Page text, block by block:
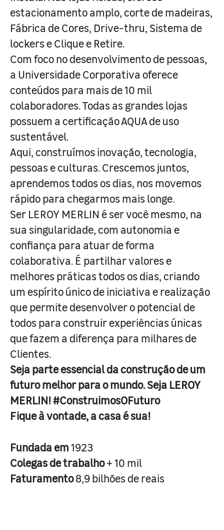
estacionamento amplo, corte de madeiras,
Fábrica de Cores, Drive-thru, Sistema de
lockers e Clique e Retire.
Com foco no desenvolvimento de pessoas,
a Universidade Corporativa oferece
conteúdos para mais de 10 mil
colaboradores. Todas as grandes lojas
possuem a certificação AQUA de uso
sustentável.
Aqui, construímos inovação, tecnologia,
pessoas e culturas. Crescemos juntos,
aprendemos todos os dias, nos movemos
rápido para chegarmos mais longe.
Ser LEROY MERLIN é ser você mesmo, na
sua singularidade, com autonomia e
confiança para atuar de forma
colaborativa. É partilhar valores e
melhores práticas todos os dias, criando
um espírito único de iniciativa e realização
que permite desenvolver o potencial de
todos para construir experiências únicas
que fazem a diferença para milhares de
Clientes.
Seja parte essencial da construção de um
futuro melhor para o mundo. Seja LEROY
MERLIN! #ConstruimosOFuturo
Fique à vontade, a casa é sua!
Fundada em1923
Colegas de trabalho+ 10 mil
Faturamento8,9 bilhões de reais